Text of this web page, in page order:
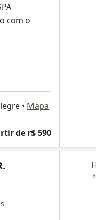
com o
• Mapa
de r$ 590